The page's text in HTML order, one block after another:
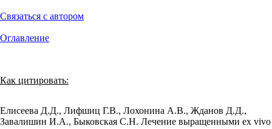
Связаться с автором
Оглавление
Как цитировать:
Елисеева Д.Д., Лифшиц Г.В., Лохонина А.В., Жданов Д.Д.,
Завалишин И.А., Быковская С.Н. Лечение выращенными ex vivo